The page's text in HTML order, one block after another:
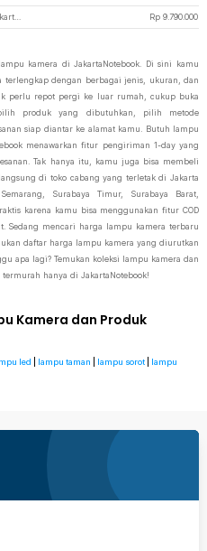
Rp 9.790.000
kamera di JakartaNotebook. Di sini kamu
dengan berbagai jenis, ukuran, dan
perlu repot pergi ke luar rumah, cukup buka
produk yang dibutuhkan, pilih metode
siap diantar ke alamat kamu. Butuh lampu
menawarkan fitur pengiriman 1-day yang
Tak hanya itu, kamu juga bisa membeli
di toko cabang yang terletak di Jakarta
Surabaya Timur, Surabaya Barat,
karena kamu bisa menggunakan fitur COD
Sedang mencari harga lampu kamera terbaru
daftar harga lampu kamera yang diurutkan
apa lagi? Temukan koleksi lampu kamera dan
hanya di JakartaNotebook!
Kamera dan Produk
led lampu taman lampu sorot
lampu